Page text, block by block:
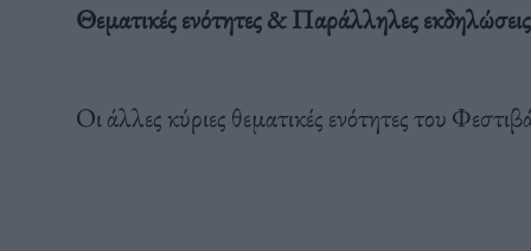
Θεματικές ενότητες & Παράλληλες εκδηλώσεις
Οι άλλες κύριες θεματικές ενότητες του